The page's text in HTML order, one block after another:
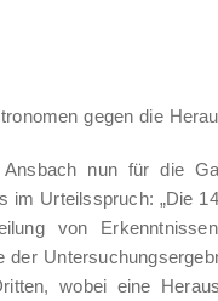
gegen die
nun für die
im Urteilsspruch: „Die
von
der
wobei eine